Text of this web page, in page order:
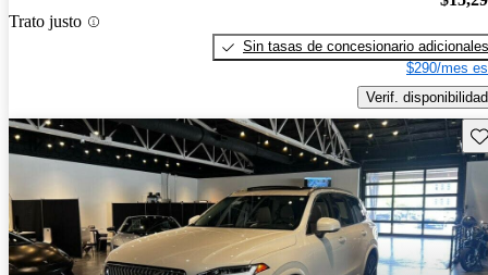
Trato justo
Sin tasas de concesionario adicionales
$290/mes
Verif. disponibilidad